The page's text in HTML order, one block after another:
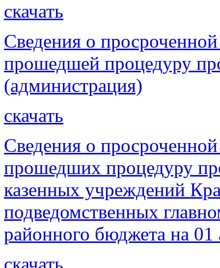
скачать
Сведения о
прошедшей процедуру
(администрация)
скачать
Сведения о
прошедших процедуру
казенных учреждений
подведомственных
районного бюджета на 01